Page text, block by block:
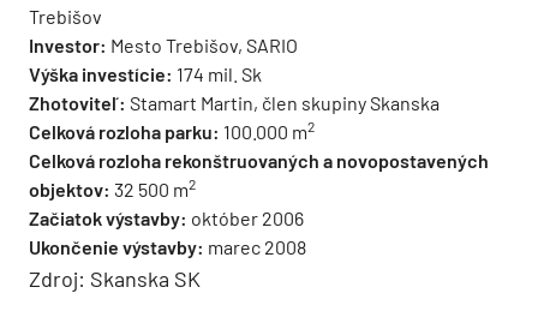
Trebišov
Investor: Mesto Trebišov, SARIO
Výška investície: 174 mil. Sk
Zhotoviteľ: Stamart Martin, člen skupiny Skanska
Celková rozloha parku: 100.000 m2
Celková rozloha rekonštruovaných a novopostavených
objektov: 32 500 m2
Začiatok výstavby: október 2006
Ukončenie výstavby: marec 2008
Zdroj: Skanska SK